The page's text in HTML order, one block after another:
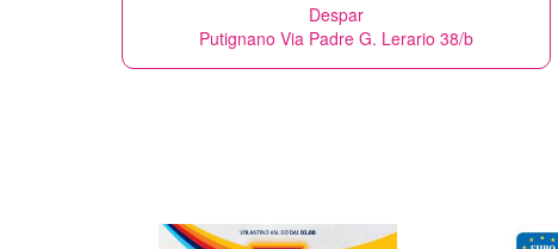
Despar
Putignano Via Padre G. Lerario 38/b